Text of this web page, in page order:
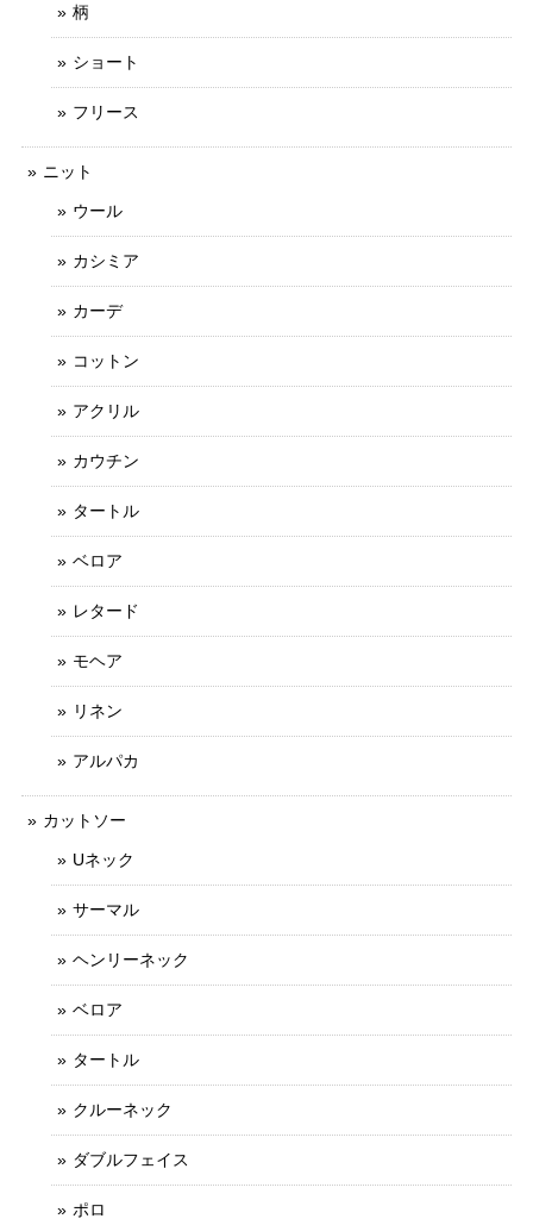
柄
ショート
フリース
ニット
ウール
カシミア
カーデ
コットン
アクリル
カウチン
タートル
ベロア
レタード
モヘア
リネン
アルパカ
カットソー
Uネック
サーマル
ヘンリーネック
ベロア
タートル
クルーネック
ダブルフェイス
ポロ